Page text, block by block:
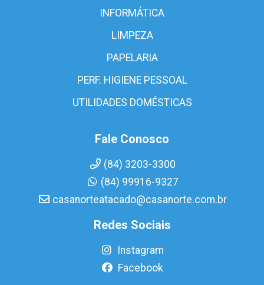
INFORMÁTICA
LIMPEZA
PAPELARIA
PERF. HIGIENE PESSOAL
UTILIDADES DOMÉSTICAS
Fale Conosco
(84) 3203-3300
(84) 99916-9327
casanorteatacado@casanorte.com.br
Redes Sociais
Instagram
Facebook